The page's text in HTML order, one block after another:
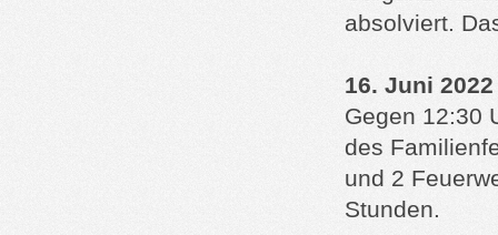
absolviert.
16. Juni
Gegen 12:30
des
und 2
Stunden.